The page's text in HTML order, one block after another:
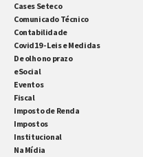
Cases Seteco
Comunicado Técnico
Contabilidade
Covid19 - Leis e Medidas
De olho no prazo
eSocial
Eventos
Fiscal
Imposto de Renda
Impostos
Institucional
Na Mídia